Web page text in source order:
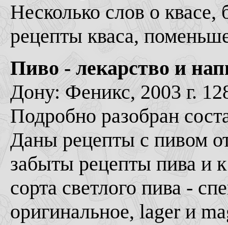
Несколько слов о квасе,
рецепты кваса,
Пиво - лекарство и
Дону: Феникс, 2003 г.
Подробно разобран
Даны рецепты с пивом
забыты рецепты пива и
сорта светлого пива -
оригинальное, lager и